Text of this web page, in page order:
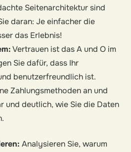
Seitenarchitektur sind
daran: Je einfacher die
das Erlebnis!
Vertrauen ist das A und O im
Sie dafür, dass Ihr
benutzerfreundlich ist.
Zahlungsmethoden an und
und deutlich, wie Sie die Daten
Analysieren Sie, warum